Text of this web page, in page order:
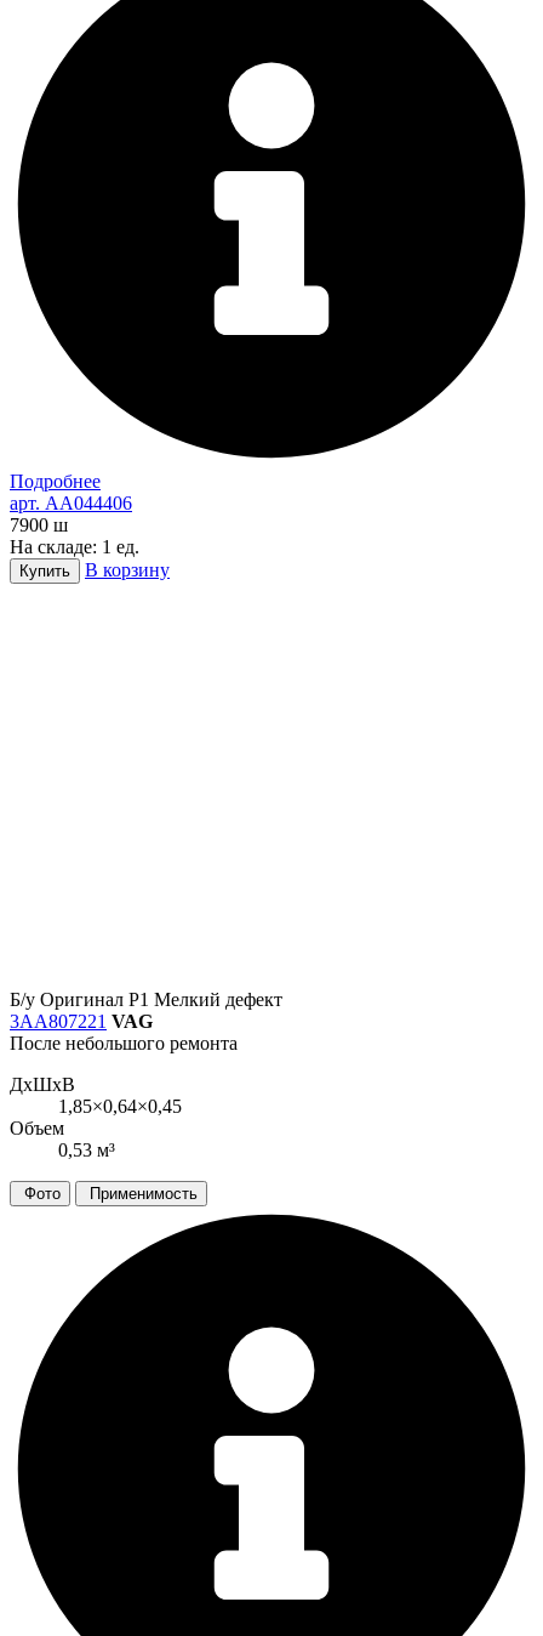
Подробнее
арт. AA044406
7900 ш
На складе: 1 ед.
Купить В корзину
Б/у Оригинал Р1 Мелкий дефект
3AA807221 VAG
После небольшого ремонта
ДxШxВ
1,85×0,64×0,45
Объем
0,53 м³
Фото Применимость